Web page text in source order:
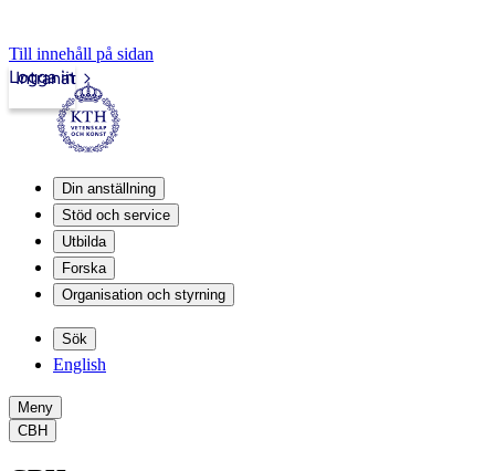
Till innehåll på sidan
Intranät
Logga in
Din anställning
Stöd och service
Utbilda
Forska
Organisation och styrning
Sök
English
Meny
CBH